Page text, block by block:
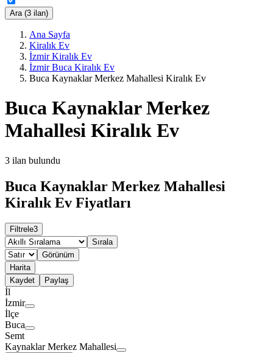
Ara (3 ilan)
Ana Sayfa
Kiralık Ev
İzmir Kiralık Ev
İzmir Buca Kiralık Ev
Buca Kaynaklar Merkez Mahallesi Kiralık Ev
Buca Kaynaklar Merkez
Mahallesi Kiralık Ev
3 ilan bulundu
Buca Kaynaklar Merkez Mahallesi
Kiralık Ev Fiyatları
Filtrele3
Sırala
Görünüm
Harita
Kaydet
Paylaş
İl
İzmir
İlçe
Buca
Semt
Kaynaklar Merkez Mahallesi